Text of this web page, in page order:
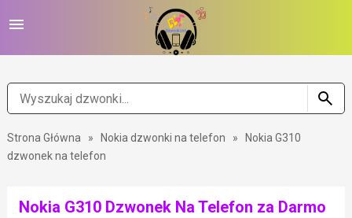
Strona Główna » Nokia dzwonki na telefon »
Nokia G310
dzwonek na telefon
Nokia G310 Dzwonek Na Telefon za Darmo